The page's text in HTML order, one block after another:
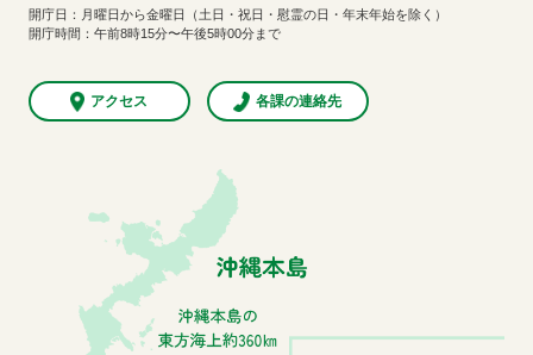
開庁日：月曜日から金曜日（土日・祝日・慰霊の日・年末年始を除く）
開庁時間：午前8時15分〜午後5時00分まで
アクセス 各課の連絡先